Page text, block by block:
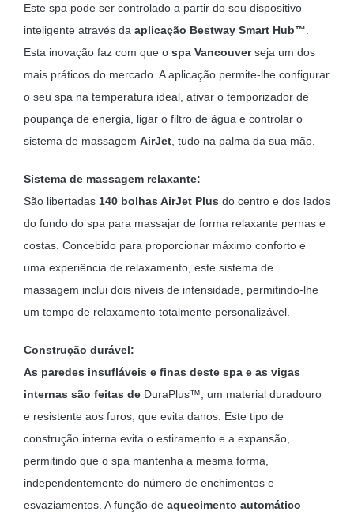
Este spa pode ser controlado a partir do seu dispositivo
inteligente através da aplicação Bestway Smart Hub™
Esta inovação faz com que o spa Vancouverseja um dos
mais práticos do mercado. A aplicação permite-lhe configurar
o seu spa na temperatura ideal, ativar o temporizador de
poupança de energia, ligar o filtro de água e controlar o
sistema de massagem AirJet, tudo na palma da sua mão.
Sistema de massagem relaxante:
São libertadas140 bolhas AirJet Plus do centro e dos lados
do fundo do spa para massajar de forma relaxante pernas e
costas. Concebido para proporcionar máximo conforto e
uma experiência de relaxamento, este sistema de
massagem inclui dois níveis de intensidade, permitindo-lhe
um tempo de relaxamento totalmente personalizável.
Construção durável:
As paredes insufláveis e finas deste spa e as vigas
internas são feitas deDuraPlus™, um material duradouro
e resistente aos furos, que evita danos. Este tipo de
construção interna evita o estiramento e a expansão,
permitindo que o spa mantenha a mesma forma,
independentemente do número de enchimentos e
esvaziamentos. A função de aquecimento automático